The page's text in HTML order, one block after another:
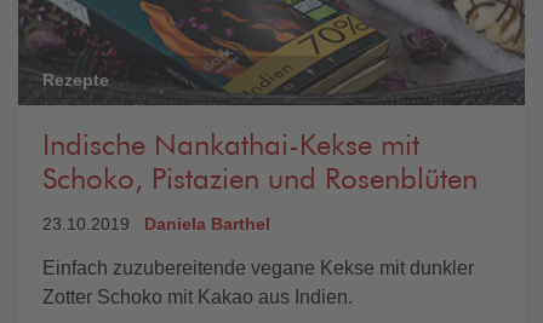
Rezepte
Indische Nankathai-Kekse mit
Schoko, Pistazien und Rosenblüten
23.10.2019 Daniela Barthel
Einfach zuzubereitende vegane Kekse mit dunkler
Zotter Schoko mit Kakao aus Indien.